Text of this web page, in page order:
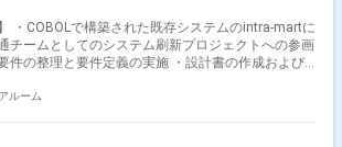
住まいで【週５日勤務】が可能な方限定となりま
ルーム